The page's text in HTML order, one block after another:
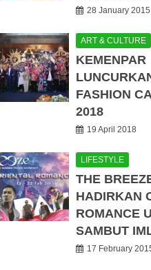
28 January 2015
ART & CULTURE
KEMENPAR
FASHION
2018
19 April 2018
LIFESTYLE
THE
HADIRKAN
ROMANCE
SAMBUT
17 February